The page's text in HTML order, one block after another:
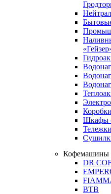
Шкафы
Тележки
Кофемашины
DR
BTB